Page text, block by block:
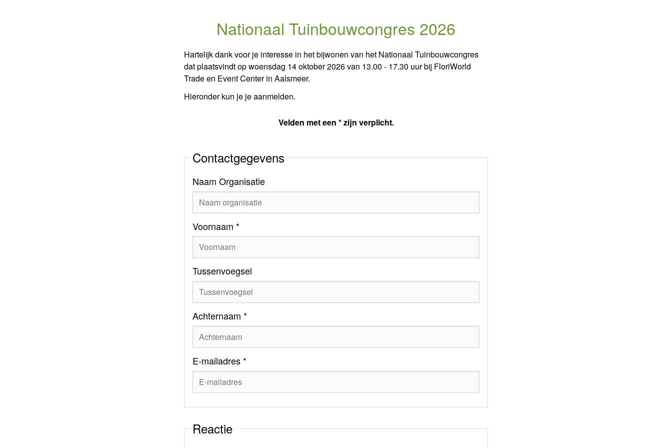
Nationaal Tuinbouwcongres 2026
Hartelijk dank voor je interesse in het bijwonen van het Nationaal Tuinbouwcongres
dat plaatsvindt op woensdag 14 oktober 2026 van 13.00 - 17.30 uur bij FloriWorld
Trade en Event Center in Aalsmeer.
Hieronder kun je je aanmelden.
Velden met een * zijn verplicht.
Contactgegevens
Naam Organisatie
Voornaam *
Tussenvoegsel
Achternaam *
E-mailadres *
Reactie